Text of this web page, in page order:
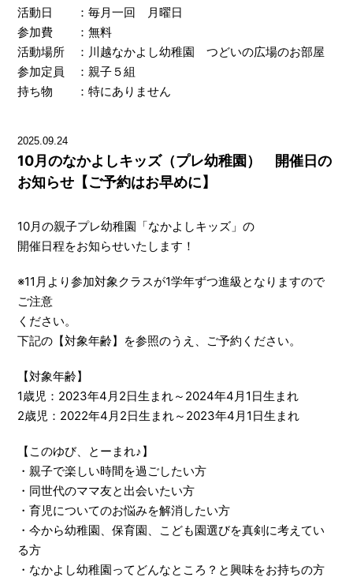
活動日 ：毎月一回 月曜日
参加費 ：無料
活動場所 ：川越なかよし幼稚園 つどいの広場のお部屋
参加定員 ：親子５組
持ち物 ：特にありません
2025.09.24
10月のなかよしキッズ（プレ幼稚園） 開催日の
お知らせ【ご予約はお早めに】
10月の親子プレ幼稚園「なかよしキッズ」の
開催日程をお知らせいたします！
※11月より参加対象クラスが1学年ずつ進級となりますので
ご注意
ください。
下記の【対象年齢】を参照のうえ、ご予約ください。
【対象年齢】
1歳児：2023年4月2日生まれ～2024年4月1日生まれ
2歳児：2022年4月2日生まれ～2023年4月1日生まれ
【このゆび、とーまれ♪】
・親子で楽しい時間を過ごしたい方
・同世代のママ友と出会いたい方
・育児についてのお悩みを解消したい方
・今から幼稚園、保育園、こども園選びを真剣に考えてい
る方
・なかよし幼稚園ってどんなところ？と興味をお持ちの方